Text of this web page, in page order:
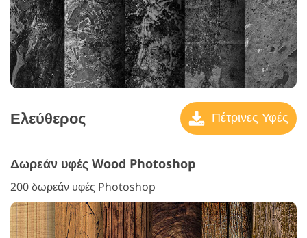
Ελεύθερος Πέτρινες Υφές
Δωρεάν υφές Wood Photoshop
200 δωρεάν υφές Photoshop